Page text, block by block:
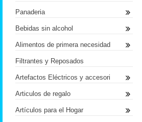
Panaderia
Bebidas sin alcohol
Alimentos de primera necesidad
Filtrantes y Reposados
Artefactos Eléctricos y accesori
Articulos de regalo
Artículos para el Hogar